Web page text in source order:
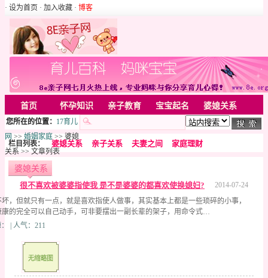
· 设为首页 · 加入收藏 · 博客
首页 怀孕知识 亲子教育 宝宝起名 婆媳关系
母婴用品 胎教音乐 亲子游戏
美容化装 Rss
您所在的位置： 17育儿
网 >> 婚姻家庭 >> 婆媳
关系 >> 文章列表
栏目列表： 婆媳关系 亲子关系 夫妻之间 家庭理财
婆媳关系
2014-07-24
很不喜欢被婆婆指使我 是不是婆婆的都喜欢使换媳妇?
，但就只有一点，就是喜欢指使人做事，其实基本上都是一些琐碎的小事，
的完全可以自己动手，可非要摆出一副长辈的架子，用命令式…
| 人气：211